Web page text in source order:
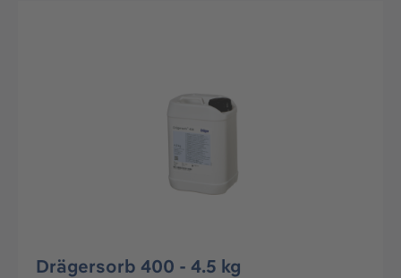
Drägersorb 400 - 4.5 kg